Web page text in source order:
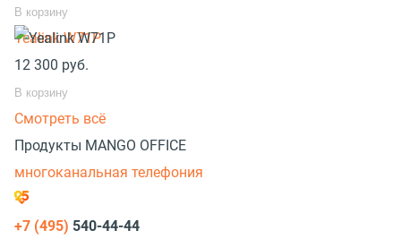
В корзину
Yealink W71P
12 300 руб.
В корзину
Смотреть всё
Продукты MANGO OFFICE
многоканальная телефония
+7 (495) 540-44-44